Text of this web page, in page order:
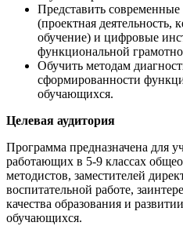
Представить современные
(проектная деятельность,
обучение) и цифровые
функциональной
Обучить методам
сформированности
обучающихся.
Целевая аудитория
Программа предназначена для
работающих в 5-9 классах
методистов, заместителей
воспитательной работе,
качества образования и
обучающихся.